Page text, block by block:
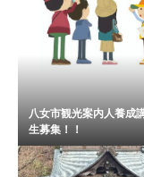
八女市観光案内人養成
生募集！！